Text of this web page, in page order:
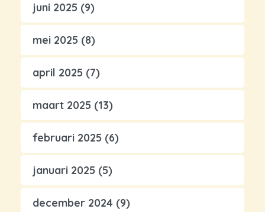
juni 2025 (9)
mei 2025 (8)
april 2025 (7)
maart 2025 (13)
februari 2025 (6)
januari 2025 (5)
december 2024 (9)